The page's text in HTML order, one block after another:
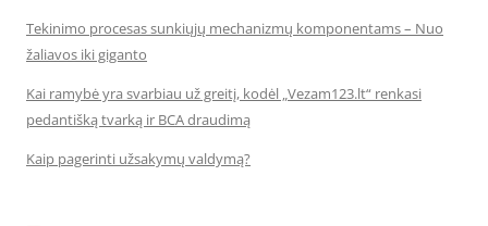
Tekinimo procesas sunkiųjų mechanizmų komponentams – Nuo
žaliavos iki giganto
Kai ramybė yra svarbiau už greitį, kodėl „Vezam123.lt“ renkasi
pedantišką tvarką ir BCA draudimą
Kaip pagerinti užsakymų valdymą?